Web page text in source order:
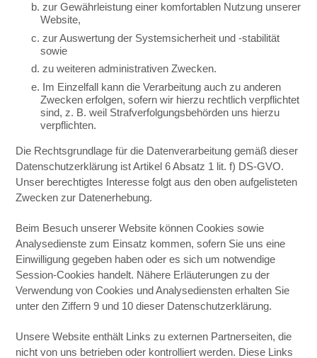
b. zur Gewährleistung einer komfortablen Nutzung unserer
Website,
c. zur Auswertung der Systemsicherheit und -stabilität
sowie
d. zu weiteren administrativen Zwecken.
e. Im Einzelfall kann die Verarbeitung auch zu anderen
Zwecken erfolgen, sofern wir hierzu rechtlich verpflichtet
sind, z. B. weil Strafverfolgungsbehörden uns hierzu
verpflichten.
Die Rechtsgrundlage für die Datenverarbeitung gemäß dieser
Datenschutzerklärung ist Artikel 6 Absatz 1 lit. f) DS-GVO.
Unser berechtigtes Interesse folgt aus den oben aufgelisteten
Zwecken zur Datenerhebung.
Beim Besuch unserer Website können Cookies sowie
Analysedienste zum Einsatz kommen, sofern Sie uns eine
Einwilligung gegeben haben oder es sich um notwendige
Session-Cookies handelt. Nähere Erläuterungen zu der
Verwendung von Cookies und Analysediensten erhalten Sie
unter den Ziffern 9 und 10 dieser Datenschutzerklärung.
Unsere Website enthält Links zu externen Partnerseiten, die
nicht von uns betrieben oder kontrolliert werden. Diese Links